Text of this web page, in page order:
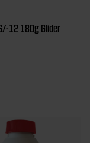
12 180g Glider